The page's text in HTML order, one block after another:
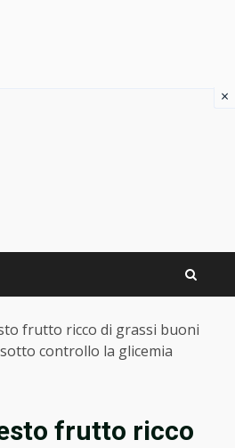
frutto ricco di grassi buoni
controllo la glicemia
frutto ricco
×